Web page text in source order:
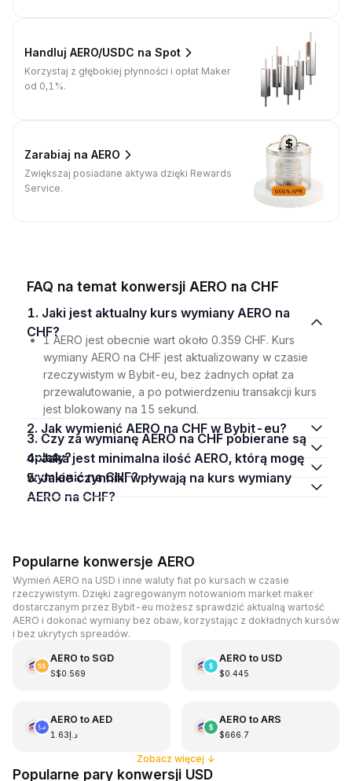
Handluj AERO/USDC na Spot
Korzystaj z głębokiej płynności i opłat Maker
od 0,1%.
Zarabiaj na AERO
Zwiększaj posiadane aktywa dzięki Rewards
Service.
FAQ na temat konwersji AERO na CHF
1. Jaki jest aktualny kurs wymiany AERO na
CHF?
1 AERO jest obecnie wart około 0.359 CHF. Kurs
wymiany AERO na CHF jest aktualizowany w czasie
rzeczywistym w Bybit-eu, bez żadnych opłat za
przewalutowanie, a po potwierdzeniu transakcji kurs
jest blokowany na 15 sekund.
2. Jak wymienić AERO na CHF w Bybit-eu?
3. Czy za wymianę AERO na CHF pobierane są
opłaty?
4. Jaka jest minimalna ilość AERO, którą mogę
wymienić na CHF?
5. Jakie czynniki wpływają na kurs wymiany
AERO na CHF?
Popularne konwersje AERO
Wymień AERO na USD i inne waluty fiat po kursach w czasie
rzeczywistym. Dzięki zagregowanym notowaniom market maker
dostarczanym przez Bybit-eu możesz sprawdzić aktualną wartość
AERO i dokonać wymiany bez obaw, korzystając z dokładnych kursów
i bez ukrytych spreadów.
AERO to SGD
S$0.569
AERO to USD
$0.445
AERO to AED
د.إ1.63
AERO to ARS
$666.7
Zobacz więcej ↓
Popularne pary konwersji USD